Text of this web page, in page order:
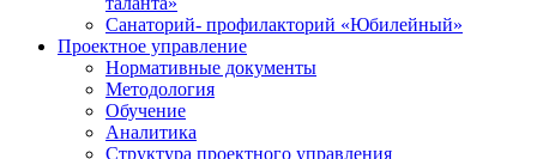
Санаторий- профилакторий «Юбилейный»
Проектное управление
Нормативные документы
Методология
Обучение
Аналитика
Структура проектного управления